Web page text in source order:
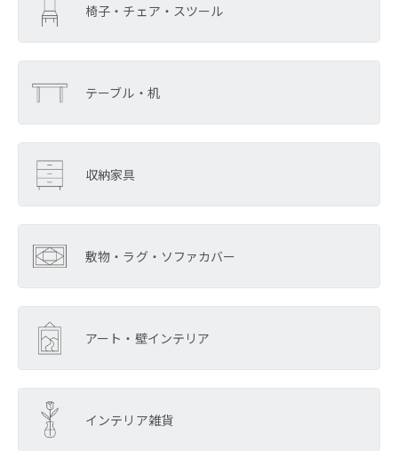
椅子・チェア・スツール
テーブル・机
収納家具
敷物・ラグ・ソファカバー
アート・壁インテリア
インテリア雑貨